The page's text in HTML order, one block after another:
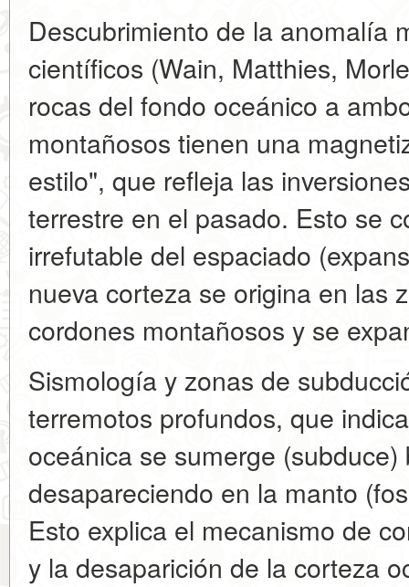
Descubrimiento de la anomalía
científicos (Wain, Matthies,
rocas del fondo oceánico a
montañosos tienen una
estilo", que refleja las
terrestre en el pasado. Esto se
irrefutable del espaciado
nueva corteza se origina en las
cordones montañosos y se
Sismología y zonas de
terremotos profundos, que
oceánica se sumerge
desapareciendo en la manto
Esto explica el mecanismo de
y la desaparición de la corteza